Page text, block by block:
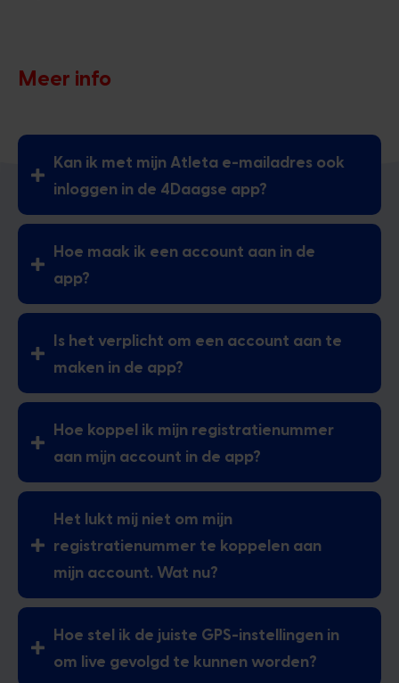
Meer info
Kan ik met mijn Atleta e-mailadres ook
inloggen in de 4Daagse app?
Hoe maak ik een account aan in de
app?
Is het verplicht om een account aan te
maken in de app?
Hoe koppel ik mijn registratienummer
aan mijn account in de app?
Het lukt mij niet om mijn
registratienummer te koppelen aan
mijn account. Wat nu?
Hoe stel ik de juiste GPS-instellingen in
om live gevolgd te kunnen worden?